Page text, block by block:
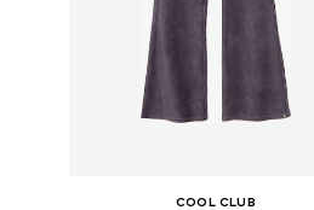
COOL CLUB